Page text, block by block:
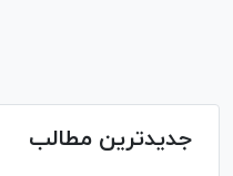
جدیدترین مطالب